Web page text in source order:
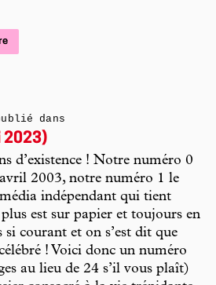
dans
2023)
d’existence ! Notre numéro 0
2003, notre numéro 1 le
indépendant qui tient
est sur papier et toujours en
si courant et on s’est dit que
! Voici donc un numéro
au lieu de 24 s’il vous plaît)